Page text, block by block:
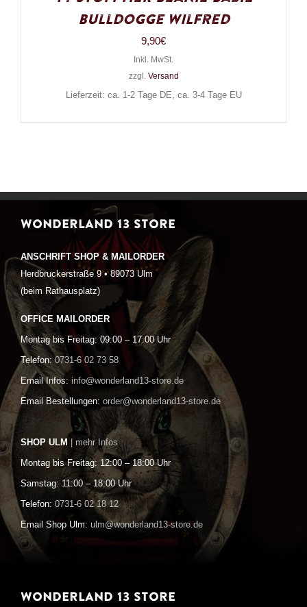
Bulldogge Wilfred
9,90€
Inkl. MwSt.
zzgl. Versand
Lieferzeit: ca. 1-2 Tage DE, ca. 3-4 Tage EU
WONDERLAND 13 STORE
ANSCHRIFT SHOP & MAILORDER
Herdbruckerstraße 9 • 89073 Ulm
(beim Rathausplatz)
OFFICE MAILORDER
Montag bis Freitag: 09:00 – 17:00 Uhr
Telefon: 0731-6 02 73 58
Email Infos: info@wonderland13-store.de
Email Bestellungen: order@wonderland13-store.de
SHOP ULM | mehr Infos
Montag bis Freitag: 12:00 – 18:00 Uhr
Samstag: 11:00 – 18:00 Uhr
Telefon: 0731-6 02 18 12
Email Shop Ulm: ulm@wonderland13-store.de
WONDERLAND 13 STORE